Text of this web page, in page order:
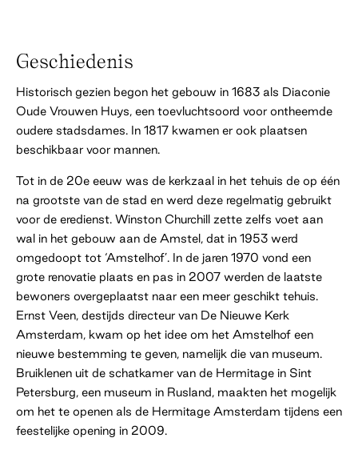
Geschiedenis
Historisch gezien begon het gebouw in 1683 als Diaconie
Oude Vrouwen Huys, een toevluchtsoord voor ontheemde
oudere stadsdames. In 1817 kwamen er ook plaatsen
beschikbaar voor mannen.
Tot in de 20e eeuw was de kerkzaal in het tehuis de op één
na grootste van de stad en werd deze regelmatig gebruikt
voor de eredienst. Winston Churchill zette zelfs voet aan
wal in het gebouw aan de Amstel, dat in 1953 werd
omgedoopt tot ‘Amstelhof’. In de jaren 1970 vond een
grote renovatie plaats en pas in 2007 werden de laatste
bewoners overgeplaatst naar een meer geschikt tehuis.
Ernst Veen, destijds directeur van De Nieuwe Kerk
Amsterdam, kwam op het idee om het Amstelhof een
nieuwe bestemming te geven, namelijk die van museum.
Bruiklenen uit de schatkamer van de Hermitage in Sint
Petersburg, een museum in Rusland, maakten het mogelijk
om het te openen als de Hermitage Amsterdam tijdens een
feestelijke opening in 2009.